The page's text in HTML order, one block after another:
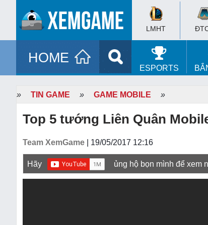
LMHT
HOME
ESPORTS
» TIN GAME » GAME MOBILE »
Top 5 tướng Liên Quân
Team XemGame | 19/05/2017 12:16
Hãy ủng hộ bọn mình để xem